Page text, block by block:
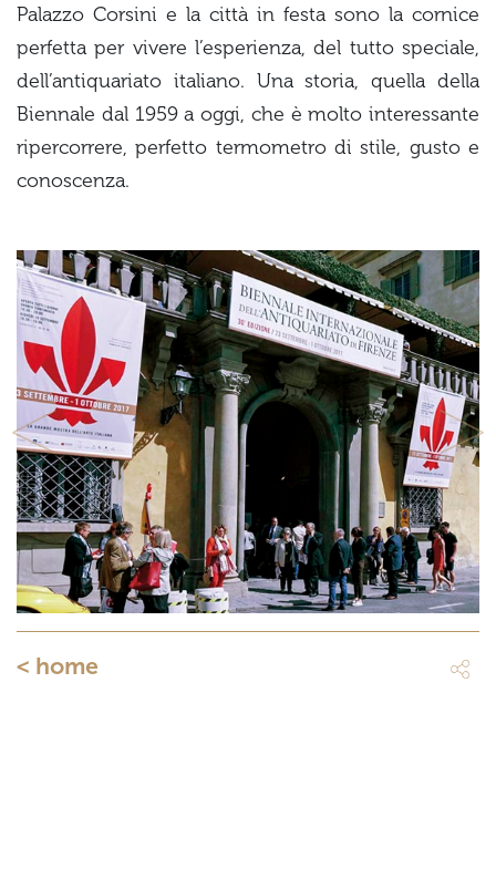
Palazzo Corsini e la città in festa sono la cornice
perfetta per vivere l’esperienza, del tutto speciale,
dell’antiquariato italiano. Una storia, quella della
Biennale dal 1959 a oggi, che è molto interessante
ripercorrere, perfetto termometro di stile, gusto e
conoscenza.
Previous Next
< home